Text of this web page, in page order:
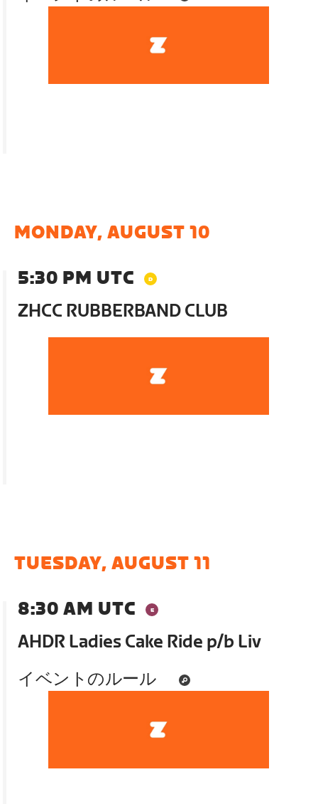
MONDAY, AUGUST 10
5:30 PM UTC
ZHCC RUBBERBAND CLUB
TUESDAY, AUGUST 11
8:30 AM UTC
AHDR Ladies Cake Ride p/b Liv
イベントのルール